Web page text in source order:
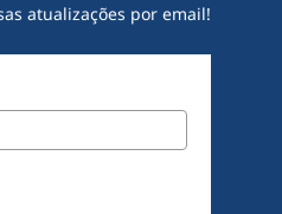
atualizações por email!